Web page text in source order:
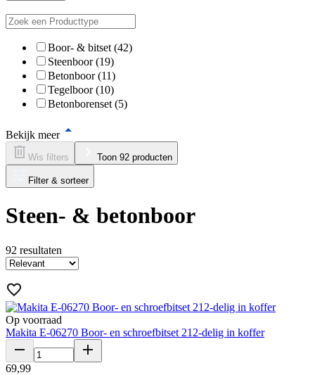
Boor- & bitset (42)
Steenboor (19)
Betonboor (11)
Tegelboor (10)
Betonborenset (5)
Bekijk meer
Wis filters Toon 92 producten
Filter & sorteer
Steen- & betonboor
92 resultaten
Op voorraad
Makita E-06270 Boor- en schroefbitset 212-delig in koffer
69,99